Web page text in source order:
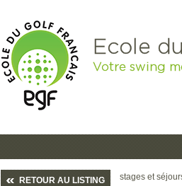
Ecole
Votre swing
RETOUR AU LISTING stages et